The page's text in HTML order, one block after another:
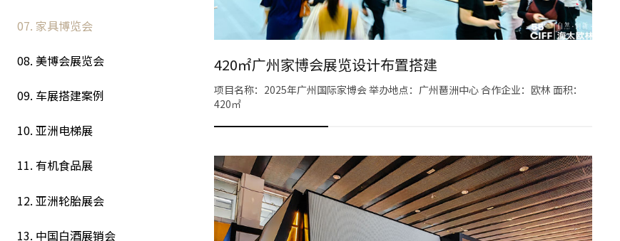
07. 家具博览会
08. 美博会展览会
09. 车展搭建案例
10. 亚洲电梯展
11. 有机食品展
12. 亚洲轮胎展会
13. 中国白酒展销会
420㎡广州家博会展览设计布置搭建
项目名称：2025年广州国际家博会 举办地点：广州琶洲中心 合作企业：欧林 面积：
420㎡